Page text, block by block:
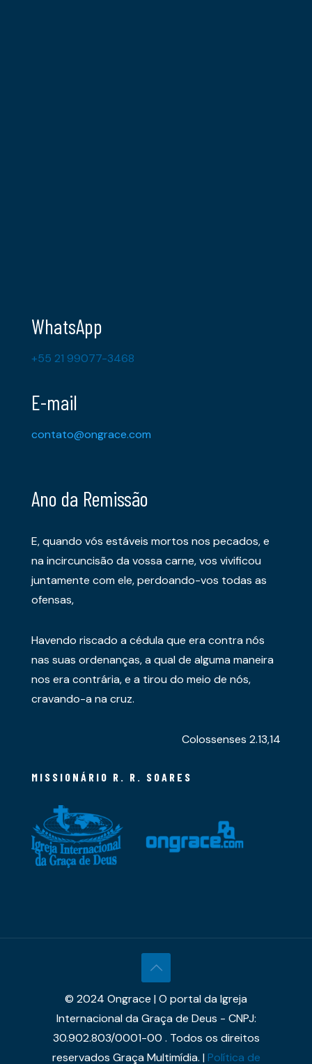
WhatsApp
+55 21 99077-3468
E-mail
contato@ongrace.com
Ano da Remissão
E, quando vós estáveis mortos nos pecados, e
na incircuncisão da vossa carne, vos vivificou
juntamente com ele, perdoando-vos todas as
ofensas,
Havendo riscado a cédula que era contra nós
nas suas ordenanças, a qual de alguma maneira
nos era contrária, e a tirou do meio de nós,
cravando-a na cruz.
Colossenses 2.13,14
MISSIONÁRIO R. R. SOARES
© 2024 Ongrace | O portal da Igreja
Internacional da Graça de Deus - CNPJ:
30.902.803/0001-00 . Todos os direitos
reservados Graça Multimídia. |Política de